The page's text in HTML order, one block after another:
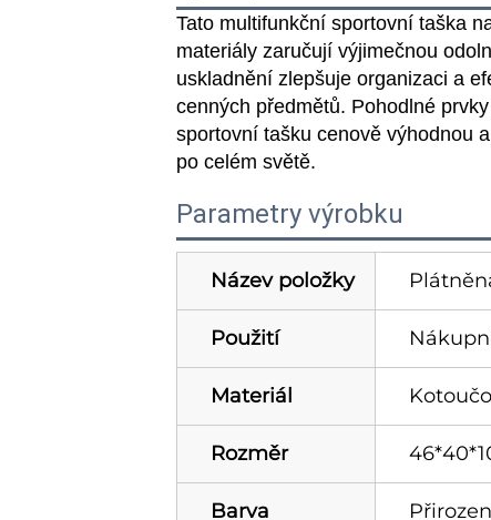
Tato multifunkční sportovní taška
materiály zaručují výjimečnou
uskladnění zlepšuje organizaci a
cenných předmětů. Pohodlné
sportovní tašku cenově výhodnou
po celém světě.
Parametry výrobku
Název položky
Použití
Materiál
Rozměr
Barva